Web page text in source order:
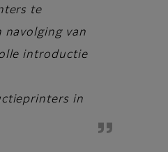
te
navolging van
introductie
in